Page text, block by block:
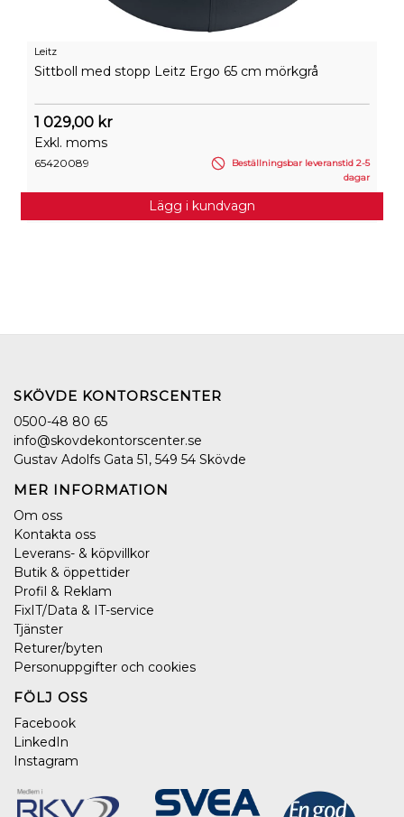
Leitz
Sittboll med stopp Leitz Ergo 65 cm mörkgrå
1 029,00 kr
Exkl. moms
65420089
Beställningsbar leveranstid 2-5
dagar
Lägg i kundvagn
SKÖVDE KONTORSCENTER
0500-48 80 65
info@skovdekontorscenter.se
Gustav Adolfs Gata 51, 549 54 Skövde
MER INFORMATION
Om oss
Kontakta oss
Leverans- & köpvillkor
Butik & öppettider
Profil & Reklam
FixIT/Data & IT-service
Tjänster
Returer/byten
Personuppgifter och cookies
FÖLJ OSS
Facebook
LinkedIn
Instagram